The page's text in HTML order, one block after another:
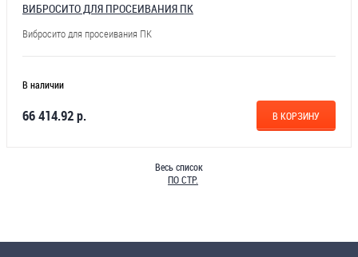
ВИБРОСИТО ДЛЯ ПРОСЕИВАНИЯ ПК
Вибросито для просеивания ПК
В наличии
66 414.92 р. В КОРЗИНУ
Весь список
ПО СТР.